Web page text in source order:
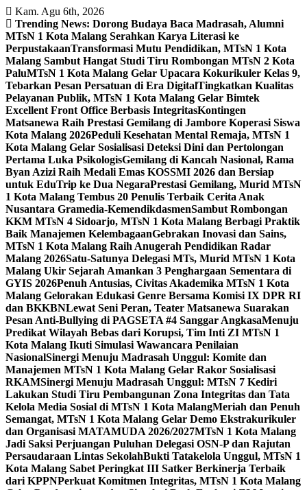
Skip
to
content
Kam. Agu 6th, 2026
Trending News: Dorong Budaya Baca Madrasah, Alumni
MTsN 1 Kota Malang Serahkan Karya Literasi ke
PerpustakaanTransformasi Mutu Pendidikan, MTsN 1 Kota
Malang Sambut Hangat Studi Tiru Rombongan MTsN 2 Kota
PaluMTsN 1 Kota Malang Gelar Upacara Kokurikuler Kelas 9,
Tebarkan Pesan Persatuan di Era DigitalTingkatkan Kualitas
Pelayanan Publik, MTsN 1 Kota Malang Gelar Bimtek
Excellent Front Office Berbasis IntegritasKontingen
Matsanewa Raih Prestasi Gemilang di Jambore Koperasi Siswa
Kota Malang 2026Peduli Kesehatan Mental Remaja, MTsN 1
Kota Malang Gelar Sosialisasi Deteksi Dini dan Pertolongan
Pertama Luka PsikologisGemilang di Kancah Nasional, Rama
Byan Azizi Raih Medali Emas KOSSMI 2026 dan Bersiap
untuk EduTrip ke Dua NegaraPrestasi Gemilang, Murid MTsN
1 Kota Malang Tembus 20 Penulis Terbaik Cerita Anak
Nusantara Gramedia-KemendikdasmenSambut Rombongan
KKM MTsN 4 Sidoarjo, MTsN 1 Kota Malang Berbagi Praktik
Baik Manajemen KelembagaanGebrakan Inovasi dan Sains,
MTsN 1 Kota Malang Raih Anugerah Pendidikan Radar
Malang 2026Satu-Satunya Delegasi MTs, Murid MTsN 1 Kota
Malang Ukir Sejarah Amankan 3 Penghargaan Sementara di
GYIS 2026Penuh Antusias, Civitas Akademika MTsN 1 Kota
Malang Gelorakan Edukasi Genre Bersama Komisi IX DPR RI
dan BKKBNLewat Seni Peran, Teater Matsanewa Suarakan
Pesan Anti-Bullying di PAGSETA #4 Sanggar AngkasaMenuju
Predikat Wilayah Bebas dari Korupsi, Tim Inti ZI MTsN 1
Kota Malang Ikuti Simulasi Wawancara Penilaian
NasionalSinergi Menuju Madrasah Unggul: Komite dan
Manajemen MTsN 1 Kota Malang Gelar Rakor Sosialisasi
RKAMSinergi Menuju Madrasah Unggul: MTsN 7 Kediri
Lakukan Studi Tiru Pembangunan Zona Integritas dan Tata
Kelola Media Sosial di MTsN 1 Kota MalangMeriah dan Penuh
Semangat, MTsN 1 Kota Malang Gelar Demo Ekstrakurikuler
dan Organisasi MATAMUDA 2026/2027MTsN 1 Kota Malang
Jadi Saksi Perjuangan Puluhan Delegasi OSN-P dan Rajutan
Persaudaraan Lintas SekolahBukti Tatakelola Unggul, MTsN 1
Kota Malang Sabet Peringkat III Satker Berkinerja Terbaik
dari KPPNPerkuat Komitmen Integritas, MTsN 1 Kota Malang